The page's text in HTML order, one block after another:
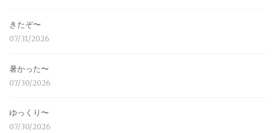
きたぞ〜
07/31/2026
暑かった〜
07/30/2026
ゆっくり〜
07/30/2026